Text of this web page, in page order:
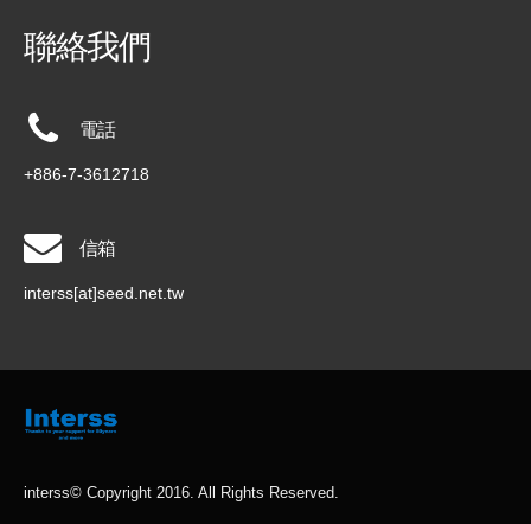
聯絡我們
電話
+886-7-3612718
信箱
interss[at]seed.net.tw
interss© Copyright 2016. All Rights Reserved.